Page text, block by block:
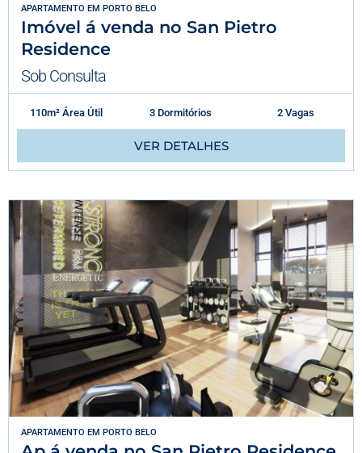
APARTAMENTO EM PORTO BELO
Imóvel á venda no San Pietro
Residence
Sob Consulta
110m² Área Útil 3 Dormitórios 2 Vagas
VER DETALHES
APARTAMENTO EM PORTO BELO